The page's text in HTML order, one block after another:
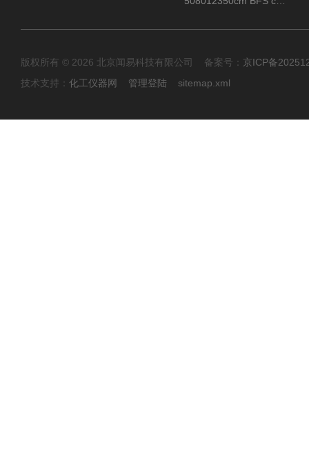
版权所有 © 2026 北京闻易科技有限公司 备案号： 京ICP备
技术支持： 化工仪器网 管理登陆 sitemap.xml